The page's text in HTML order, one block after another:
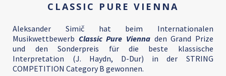
CLASSIC PURE VIENNA
Aleksander Simič hat beim Internationalen
Musikwettbewerb Classic Pure Vienna den Grand Prize
und den Sonderpreis für die beste klassische
Interpretation (J. Haydn, D-Dur) in der STRING
COMPETITION Category B gewonnen.